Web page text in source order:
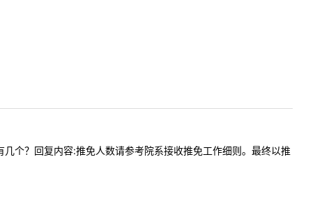
个？回复内容:推免人数请参考院系接收推免工作细则。最终以推